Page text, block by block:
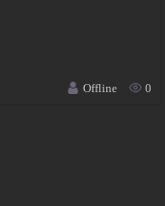
Offline
0